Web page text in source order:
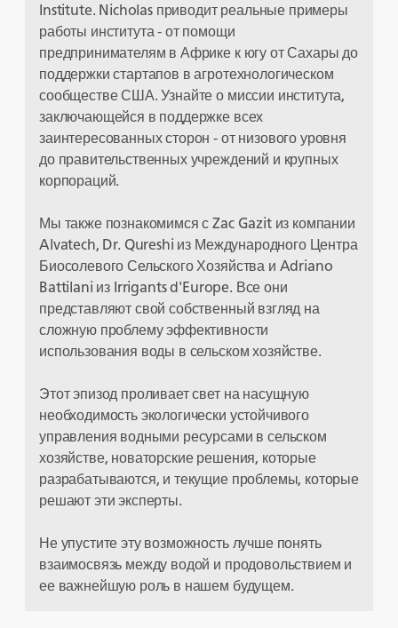
Institute. Nicholas приводит реальные примеры
работы института - от помощи
предпринимателям в Африке к югу от Сахары до
поддержки стартапов в агротехнологическом
сообществе США. Узнайте о миссии института,
заключающейся в поддержке всех
заинтересованных сторон - от низового уровня
до правительственных учреждений и крупных
корпораций.
Мы также познакомимся с Zac Gazit из компании
Alvatech, Dr. Qureshi из Международного Центра
Биосолевого Сельского Хозяйства и Adriano
Battilani из Irrigants d'Europe. Все они
представляют свой собственный взгляд на
сложную проблему эффективности
использования воды в сельском хозяйстве.
Этот эпизод проливает свет на насущную
необходимость экологически устойчивого
управления водными ресурсами в сельском
хозяйстве, новаторские решения, которые
разрабатываются, и текущие проблемы, которые
решают эти эксперты.
Не упустите эту возможность лучше понять
взаимосвязь между водой и продовольствием и
ее важнейшую роль в нашем будущем.